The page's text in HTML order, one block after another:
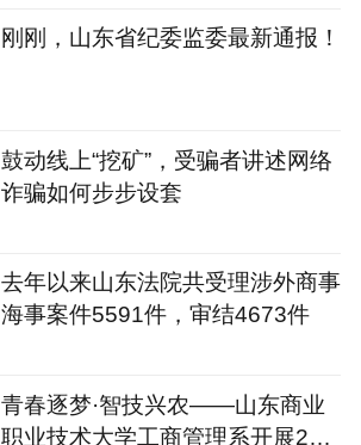
刚刚，山东省纪委监委最新通报！
鼓动线上“挖矿”，受骗者讲述网络
诈骗如何步步设套
去年以来山东法院共受理涉外商事
海事案件5591件，审结4673件
青春逐梦·智技兴农——山东商业
职业技术大学工商管理系开展202